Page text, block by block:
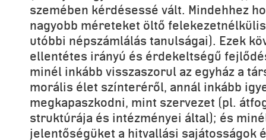
szemében kérdésessé vált. Mindehhez
nagyobb méreteket öltő
utóbbi népszámlálás tanulságai). Ezek
ellentétes irányú és érdekeltségű
minél inkább visszaszorul az egyház a
morális élet színteréről, annál inkább
megkapaszkodni, mint szervezet (pl.
struktúrája és intézményei által); és
jelentőségüket a hitvallási sajátosságok